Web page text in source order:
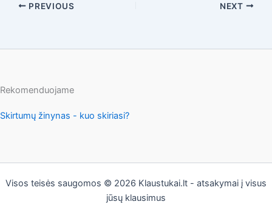
PREVIOUS NEXT
Rekomenduojame
Skirtumų žinynas - kuo skiriasi?
Visos teisės saugomos © 2026 Klaustukai.lt - atsakymai į visus
jūsų klausimus